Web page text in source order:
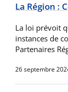
La Région :
La loi prévoit
instances de
Partenaires
26 septembre